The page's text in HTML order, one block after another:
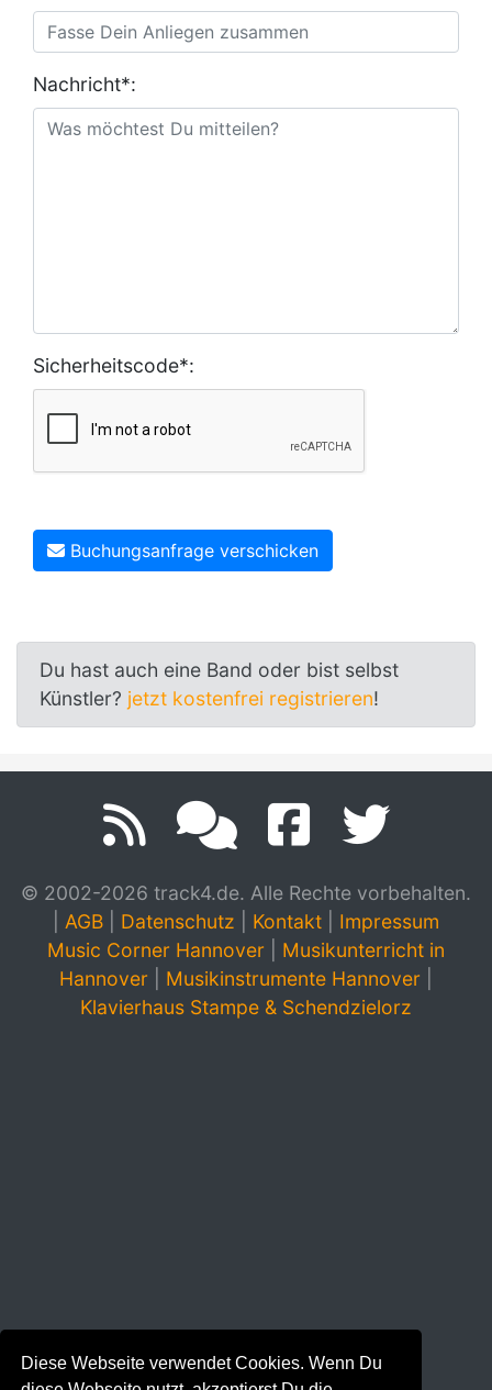
Diese Webseite verwendet Cookies. Wenn Du
Nachricht*:
Sicherheitscode*:
Buchungsanfrage verschicken
Du hast auch eine Band oder bist selbst
Künstler? jetzt kostenfrei registrieren!
© 2002-2026 track4.de. Alle Rechte vorbehalten.
AGB Datenschutz Kontakt
Impressum
Music Corner Hannover
Musikunterricht in
Hannover
Musikinstrumente Hannover
Klavierhaus Stampe & Schendzielorz